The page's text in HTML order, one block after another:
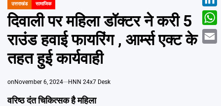
POSTED
IN
उत्तराखंड सामाजिक
दिवाली पर महिला डॉक्टर ने करी 5
राउंड हवाई फायरिंग , आर्म्स एक्ट के
तहत हुई कार्यवाही
onNovember 6, 2024 HNN 24x7 Desk
वरिष्ठ दंत चिकित्सक है महिला